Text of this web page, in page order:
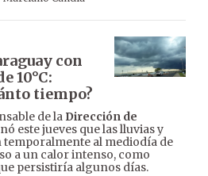
con
10°C:
tiempo?
de la Dirección de
este jueves que las lluvias y
al mediodía de
a un calor intenso, como
persistiría algunos días.